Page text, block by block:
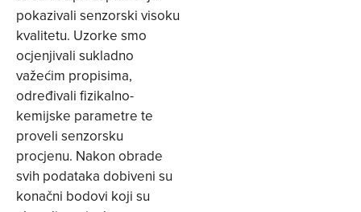
pokazivali senzorski visoku
kvalitetu. Uzorke smo
ocjenjivali sukladno
važećim propisima,
određivali fizikalno-
kemijske parametre te
proveli senzorsku
procjenu. Nakon obrade
svih podataka dobiveni su
konačni bodovi koji su